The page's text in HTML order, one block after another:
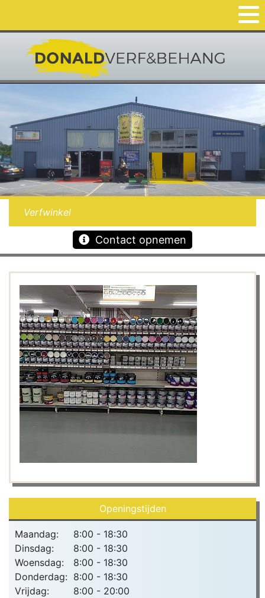
Verfwinkel
Contact opnemen
Openingstijden
Maandag:
8:00 - 18:30
Dinsdag:
8:00 - 18:30
Woensdag:
8:00 - 18:30
Donderdag: 8:00 - 18:30
Vrijdag:
8:00 - 20:00